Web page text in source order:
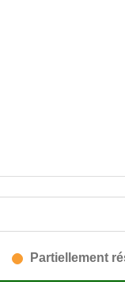
Partiellement